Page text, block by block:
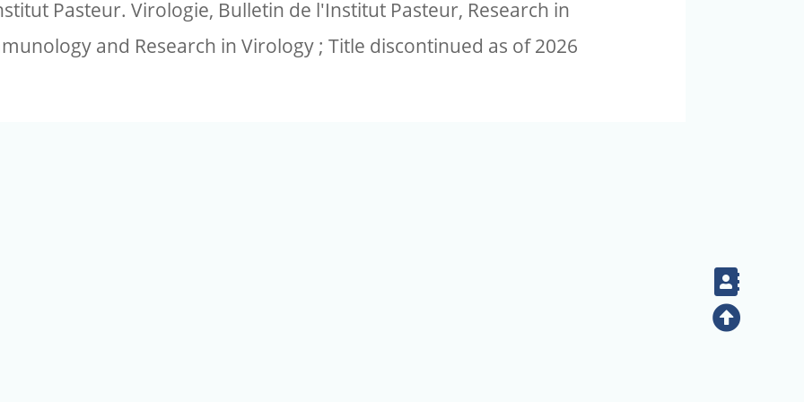
Pasteur. Virologie, Bulletin de l'Institut Pasteur, Research in
and Research in Virology ; Title discontinued as of 2026
Top